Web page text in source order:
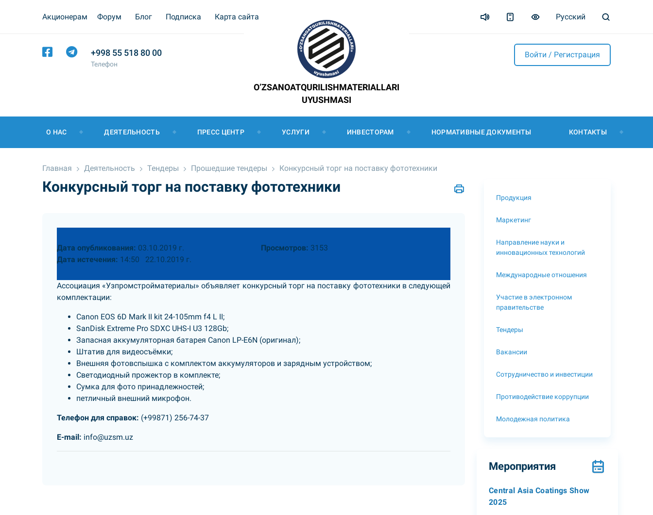
Акционерам Форум Блог Подписка Карта сайта Русский
+998 55 518 80 00
Телефон
Войти / Регистрация
O’ZSANOATQURILISHMATERIALLARI
UYUSHMASI
О НАС ДЕЯТЕЛЬНОСТЬ ПРЕСС ЦЕНТР УСЛУГИ ИНВЕСТОРАМ НОРМАТИВНЫЕ ДОКУМЕНТЫ КОНТАКТЫ
Главная Деятельность Тендеры Прошедшие тендеры Конкурсный торг на поставку фототехники
Конкурсный торг на поставку фототехники
Дата опубликования: 03.10.2019 г.
Дата истечения: 14:50 22.10.2019 г.
Просмотров: 3153
Ассоциация «Узпромстройматериалы» объявляет конкурсный торг на поставку фототехники в следующей
комплектации:
Canon EOS 6D Mark II kit 24-105mm f4 L II;
SanDisk Extreme Pro SDXC UHS-I U3 128Gb;
Запасная аккумуляторная батарея Canon LP-E6N (оригинал);
Штатив для видеосъёмки;
Внешняя фотовспышка с комплектом аккумуляторов и зарядным устройством;
Светодиодный прожектор в комплекте;
Сумка для фото принадлежностей;
петличный внешний микрофон.
Телефон для справок: (+99871) 256-74-37
E-mail: info@uzsm.uz
Продукция
Маркетинг
Направление науки и
инновационных технологий
Международные отношения
Участие в электронном
правительстве
Тендеры
Вакансии
Сотрудничество и инвестиции
Противодействие коррупции
Молодежная политика
Мероприятия
Central Asia Coatings Show
2025